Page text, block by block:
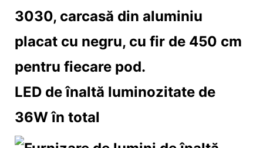
3030, carcasă din aluminiu
placat cu negru, cu fir de 450 cm
pentru fiecare pod.
LED de înaltă luminozitate de
36W în total